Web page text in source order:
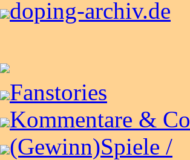
doping-archiv.de
Fanstories
Kommentare & Co
(Gewinn)Spiele /